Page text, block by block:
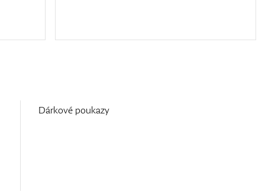
Dárkové poukazy